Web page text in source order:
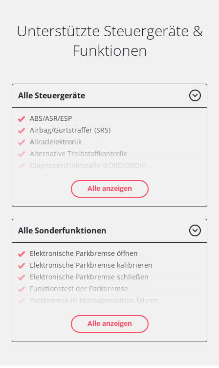
Unterstützte Steuergeräte &
Funktionen
Alle Steuergeräte
ABS/ASR/ESP
Airbag/Gurtstraffer (SRS)
Allradelektronik
Alternative Treibstoffkontrolle
Diagnoseschnittstelle (EOBD/OBDII)
Feststellbremse (EPB / SBC)
Getriebesteuerung
Kombiinstrument
Leuchtweitenregulierung (LWR)
Motorsteuerung (EMS)
Schlüssellose Fernbedienung
Servolenkung
Sitzelektronik Fahrer
Soundsystem
Telefon-/Notruf-System
Türsteuergerät vorne links
Alle anzeigen
Alle Sonderfunktionen
Elektronische Parkbremse öffnen
Elektronische Parkbremse kalibrieren
Elektronische Parkbremse schließen
Funktionstest der Parkbremse
Parkbremse in Montageposition fahren
Verfügbarkeit abhängig von Modell, Motorisierung, Ausstattung
Alle anzeigen